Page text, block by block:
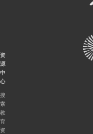
资
源
中
心
搜
索
教
育
资